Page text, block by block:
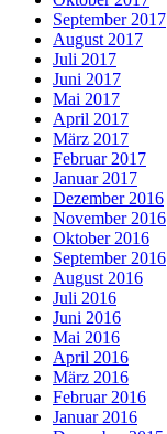
September 2017
August 2017
Juli 2017
Juni 2017
Mai 2017
April 2017
März 2017
Februar 2017
Januar 2017
Dezember 2016
November 2016
Oktober 2016
September 2016
August 2016
Juli 2016
Juni 2016
Mai 2016
April 2016
März 2016
Februar 2016
Januar 2016